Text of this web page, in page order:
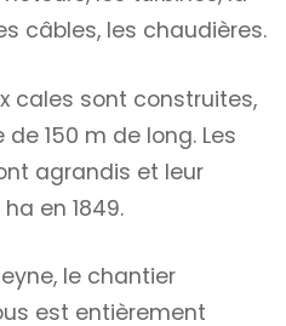
câbles, les chaudières.
cales sont construites,
de 150 m de long. Les
agrandis et leur
en 1849.
le chantier
est entièrement